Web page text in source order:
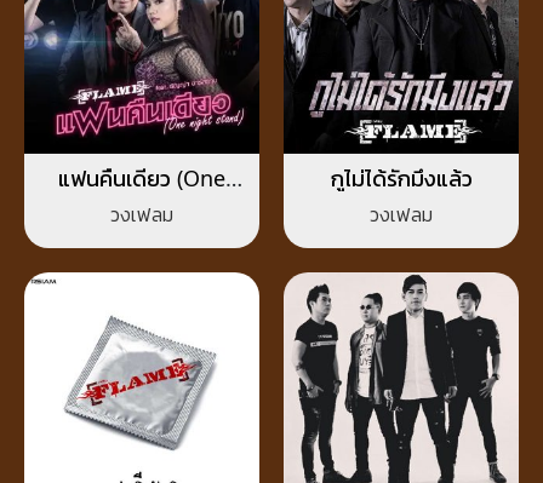
แฟนคืนเดียว (One
Night Stand)
วงเฟลม
กูไม่ได้รักมึงแล้ว
วงเฟลม